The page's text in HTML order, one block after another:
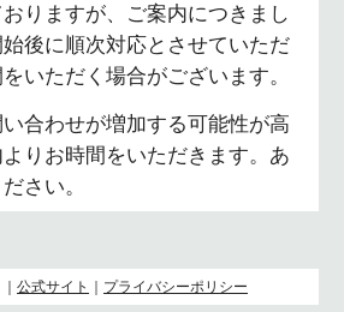
りますが、ご案内につきまし
後に順次対応とさせていただ
いただく場合がございます。
合わせが増加する可能性が高
りお時間をいただきます。あ
さい。
公式サイト プライバシーポリシー